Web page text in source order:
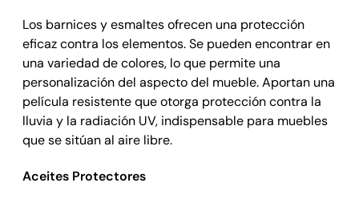
Los barnices y esmaltes ofrecen una protección
eficaz contra los elementos. Se pueden encontrar en
una variedad de colores, lo que permite una
personalización del aspecto del mueble. Aportan una
película resistente que otorga protección contra la
lluvia y la radiación UV, indispensable para muebles
que se sitúan al aire libre.
Aceites Protectores